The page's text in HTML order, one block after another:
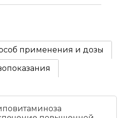
применения и дозы